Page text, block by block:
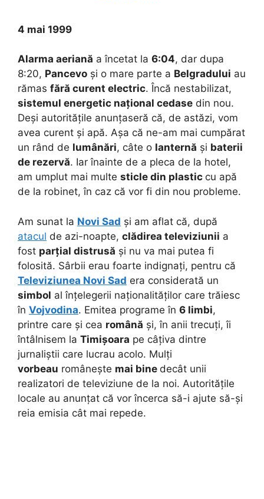
4 mai 1999
Alarma aeriană a încetat la 6:04, dar dupa
8:20, Pancevo și o mare parte a Belgradului au
rămas fără curent electric. Încă nestabilizat,
sistemul energetic național cedase din nou.
Deși autoritățile anunțaseră că, de astăzi, vom
avea curent și apă. Așa că ne-am mai cumpărat
un rând de lumânări, câte o lanternă și baterii
de rezervă. Iar înainte de a pleca de la hotel,
am umplut mai multe sticle din plastic cu apă
de la robinet, în caz că vor fi din nou probleme.
Am sunat la Novi Sad și am aflat că, după
atacul de azi-noapte, clădirea televiziunii a
fost parțial distrusă și nu va mai putea fi
folosită. Sârbii erau foarte indignați, pentru că
Televiziunea Novi Sad era considerată un
simbol al înțelegerii naționalităților care trăiesc
în Vojvodina. Emitea programe în 6 limbi,
printre care și cea română și, în anii trecuți, îi
întâlnisem la Timișoara pe câțiva dintre
jurnaliștii care lucrau acolo. Mulți
vorbeau românește mai bine decât unii
realizatori de televiziune de la noi. Autoritățile
locale au anunțat că vor încerca să-i ajute să-și
reia emisia cât mai repede.